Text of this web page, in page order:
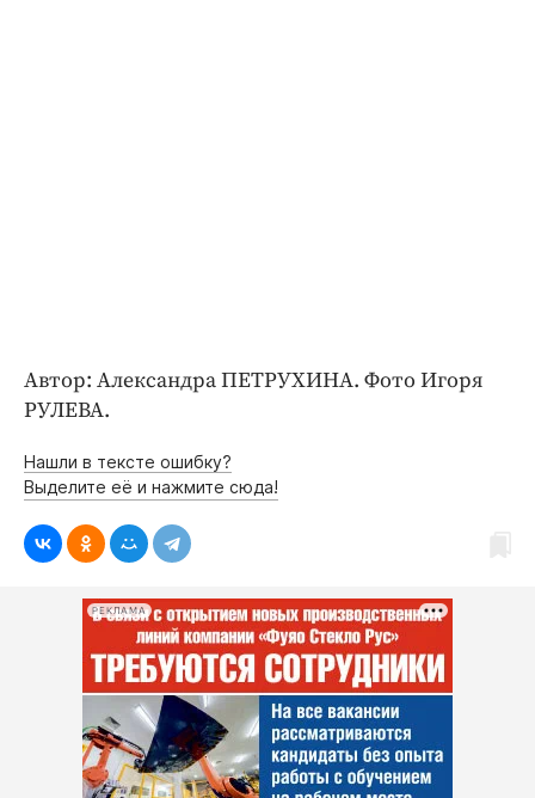
Автор: Александра ПЕТРУХИНА. Фото Игоря
РУЛЕВА.
Нашли в тексте ошибку?
Выделите её и нажмите сюда!
РЕКЛАМА